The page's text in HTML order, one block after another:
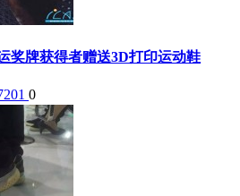
奖牌获得者赠送3D打印运动鞋
0